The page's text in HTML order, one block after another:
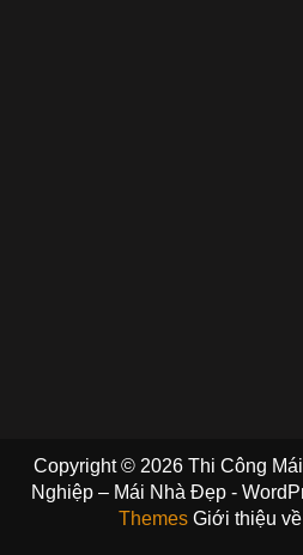
Copyright © 2026 Thi Công
Nghiệp – Mái Nhà Đẹp -
Themes Giới thiệu